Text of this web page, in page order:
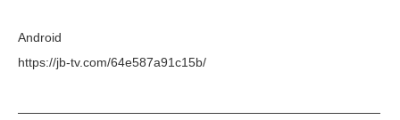
Android
https://jb-tv.com/64e587a91c15b/
―――――――――――――――――――――――――――――